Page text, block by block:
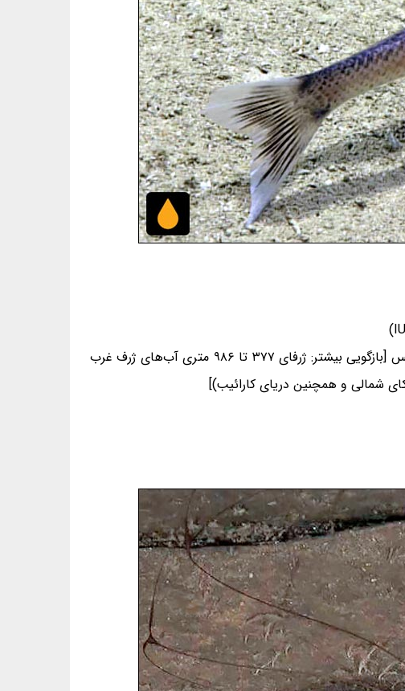
شیب‌های قاره‌ای و بخش‌های ژرف‌دریایی (۲۰۰ تا ۴۰۰۰ متر) (بسترهای سخت) در غرب مرکز اقیانوس اطلس [بازگویی بیشتر: ژرفای ۳۷۷ تا ۹۸۶ متری آب‌های ژرف غرب
شمالی و همچنین دریای کارائیب)]